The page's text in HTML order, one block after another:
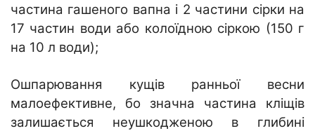
частина гашеного вапна і 2 частини сірки на
17 частин води або колоїдною сіркою (150 г
на 10 л води);
Ошпарювання кущів ранньої весни
малоефективне, бо значна частина кліщів
залишається неушкодженою в глибині